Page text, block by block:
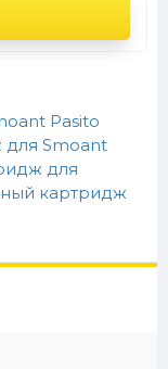
Pasito
Smoant
для
картридж